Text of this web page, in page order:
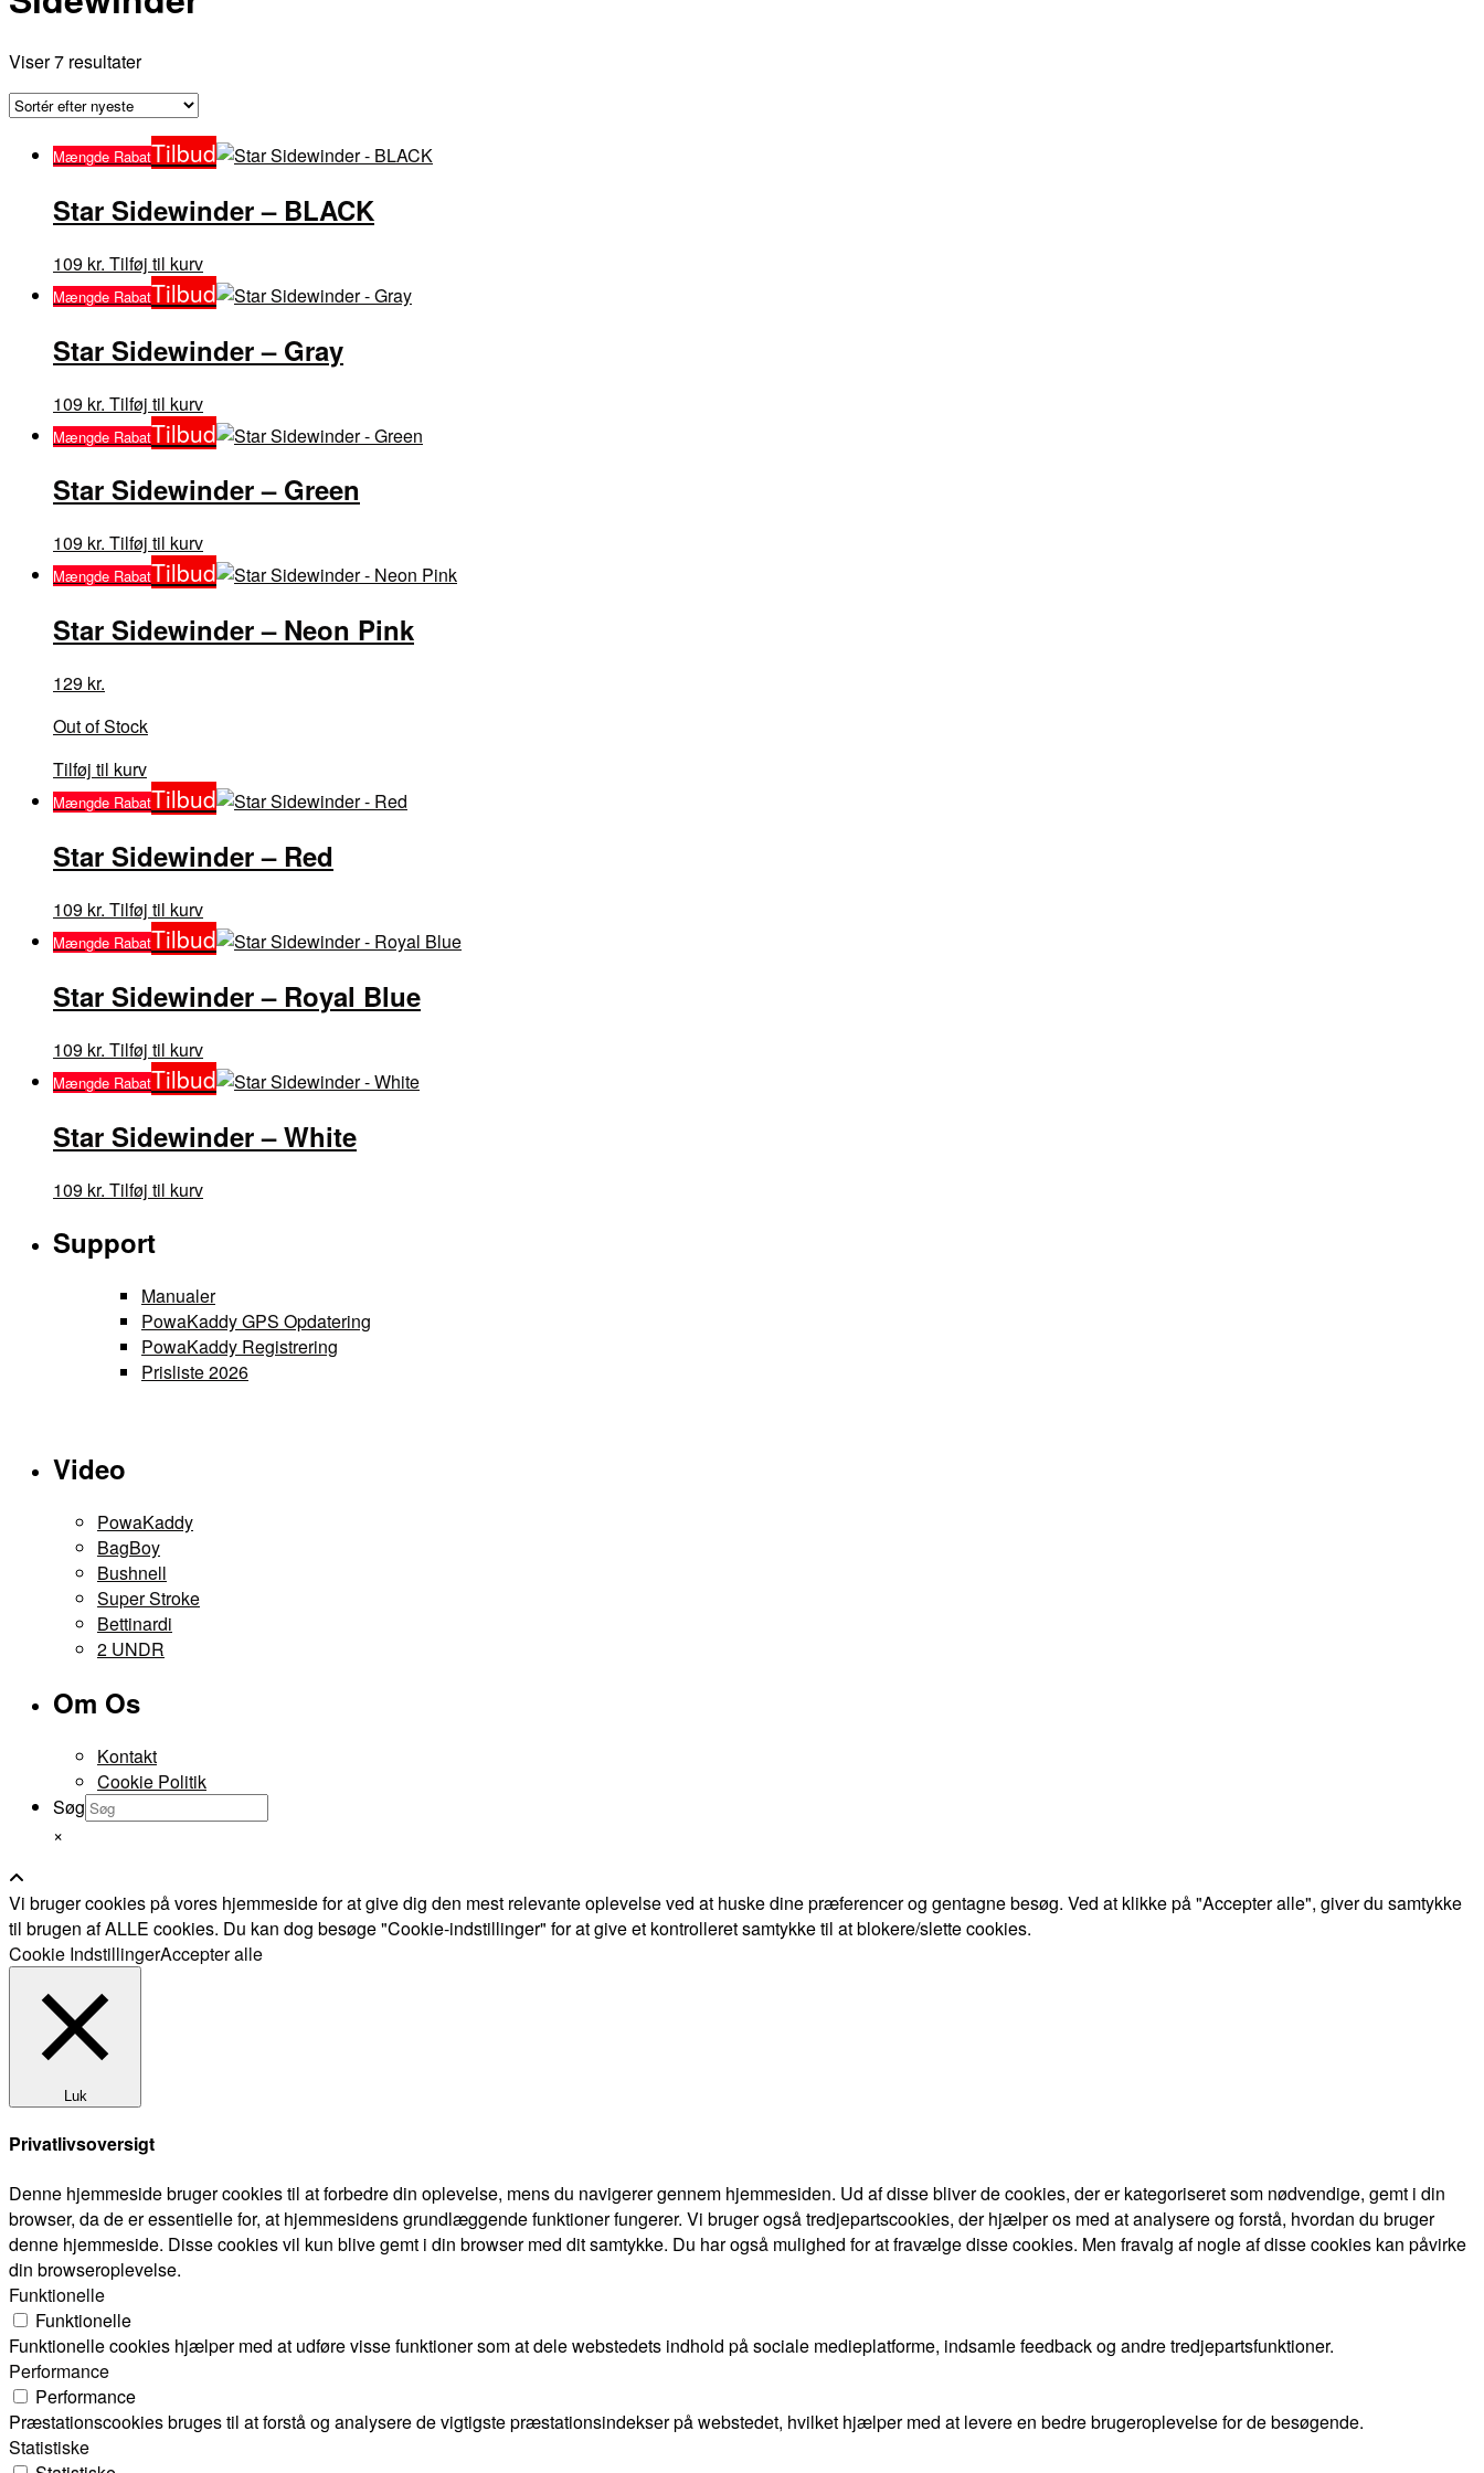
Viser 7 resultaterSorteret
seneste
Mængde RabatTilbud
Star Sidewinder – BLACK
109 kr. Tilføj til kurvDette
vare
har
flere
varianter.
kan
vælges
varesiden
Mængde RabatTilbud
Star Sidewinder – Gray
109 kr. Tilføj til kurvDette
vare
har
flere
varianter.
kan
vælges
varesiden
Mængde RabatTilbud
Star Sidewinder – Green
109 kr. Tilføj til kurvDette
vare
har
flere
varianter.
Mængde RabatTilbud
Star Sidewinder – Neon Pink
129 kr.
Out of Stock
Tilføj til kurvDette
vare
har
flere
varianter.
kan
vælges
varesiden
Mængde RabatTilbud
Star Sidewinder – Red
109 kr. Tilføj til kurvDette
vare
har
flere
varianter.
kan
vælges
varesiden
Mængde RabatTilbud
Star Sidewinder – Royal Blue
109 kr. Tilføj til kurvDette
vare
har
flere
varianter.
kan
Mængde RabatTilbud
Star Sidewinder – White
109 kr. Tilføj til kurvDette
varianter.
Mulighederne
kan
vælges
Support
Manualer
PowaKaddy GPS Opdatering
PowaKaddy Registrering
Prisliste 2026
Video
PowaKaddy
BagBoy
Bushnell
Super Stroke
Bettinardi
2 UNDR
Om Os
Kontakt
Cookie Politik
Søg
×
Vi bruger cookies på vores hjemmeside for at give dig den mest relevante oplevelse ved at huske dine præferencer og gentagne besøg. Ved at klikke på "Accepter alle", giver du samtykke
til brugen af ALLE cookies. Du kan dog besøge "Cookie-indstillinger" for at give et kontrolleret samtykke til at blokere/slette cookies.
Cookie IndstillingerAccepter alle
Luk
Privatlivsoversigt
Denne hjemmeside bruger cookies til at forbedre din oplevelse, mens du navigerer gennem hjemmesiden. Ud af disse bliver de cookies, der er kategoriseret som nødvendige, gemt i din
browser, da de er essentielle for, at hjemmesidens grundlæggende funktioner fungerer. Vi bruger også tredjepartscookies, der hjælper os med at analysere og forstå, hvordan du bruger
denne hjemmeside. Disse cookies vil kun blive gemt i din browser med dit samtykke. Du har også mulighed for at fravælge disse cookies. Men fravalg af nogle af disse cookies kan påvirke
din browseroplevelse.
Funktionelle
Funktionelle
Funktionelle cookies hjælper med at udføre visse funktioner som at dele webstedets indhold på sociale medieplatforme, indsamle feedback og andre tredjepartsfunktioner.
Performance
Performance
Præstationscookies bruges til at forstå og analysere de vigtigste præstationsindekser på webstedet, hvilket hjælper med at levere en bedre brugeroplevelse for de besøgende.
Statistiske